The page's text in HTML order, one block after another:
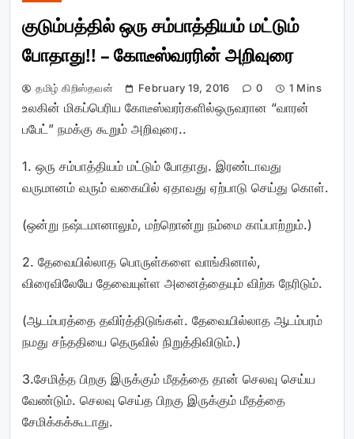
குடும்பத்தில் ஒரு சம்பாத்தியம் மட்டும்
போதாது!! – கோடீஸ்வரரின் அறிவுரை
தமிழ் கிறிஸ்தவன் February 19, 2016 0 1 Mins
உலகின் மிகப்பெரிய கோடீஸ்வரர்களில்ஒருவரான “வாரன்
பபேட்” நமக்கு கூறும் அறிவுரை..
1. ஒரு சம்பாத்தியம் மட்டும் போதாது. இரண்டாவது
வருமானம் வரும் வகையில் ஏதாவது ஏற்பாடு செய்து கொள்.
(ஒன்று நஷ்டமானாலும், மற்றொன்று நம்மை காப்பாற்றும்.)
2. தேவையில்லாத பொருள்களை வாங்கினால்,
விரைவிலேயே தேவையுள்ள அனைத்தையும் விற்க நேரிடும்.
(ஆடம்பரத்தை தவிர்த்திடுங்கள். தேவையில்லாத ஆடம்பரம்
நமது சந்ததியை தெருவில் நிறுத்திவிடும்.)
3.சேமித்த பிறகு இருக்கும் மீதத்தை தான் செலவு செய்ய
வேண்டும். செலவு செய்த பிறகு இருக்கும் மீதத்தை
சேமிக்கக்கூடாது.